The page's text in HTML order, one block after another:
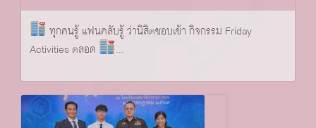
ทุกคนรู้ แฟนคลับรู้ ว่านิสิตชอบเข้า กิจกรรม Friday
Activities ตลอด
...